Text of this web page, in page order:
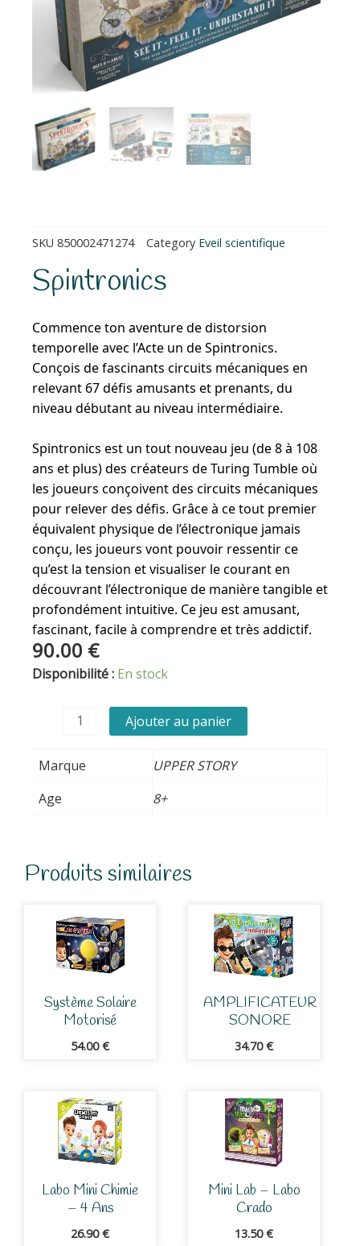
SKU 850002471274 Category Eveil scientifique
Spintronics
Commence ton aventure de distorsion
temporelle avec l’Acte un de Spintronics.
Conçois de fascinants circuits mécaniques en
relevant 67 défis amusants et prenants, du
niveau débutant au niveau intermédiaire.
Spintronics est un tout nouveau jeu (de 8 à 108
ans et plus) des créateurs de Turing Tumble où
les joueurs conçoivent des circuits mécaniques
pour relever des défis. Grâce à ce tout premier
équivalent physique de l’électronique jamais
conçu, les joueurs vont pouvoir ressentir ce
qu’est la tension et visualiser le courant en
découvrant l’électronique de manière tangible et
profondément intuitive. Ce jeu est amusant,
fascinant, facile à comprendre et très addictif.
90.00 €
Disponibilité : En stock
quantité
Spintronics
Ajouter au panier
Marque
UPPER STORY
Age
8+
Produits similaires
Système Solaire
Motorisé
54.00€
AMPLIFICATEUR
SONORE
34.70€
Labo Mini Chimie
– 4 Ans
26.90€
Mini Lab – Labo
Crado
13.50€